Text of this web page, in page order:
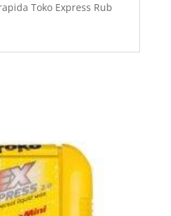
Toko Express Rub